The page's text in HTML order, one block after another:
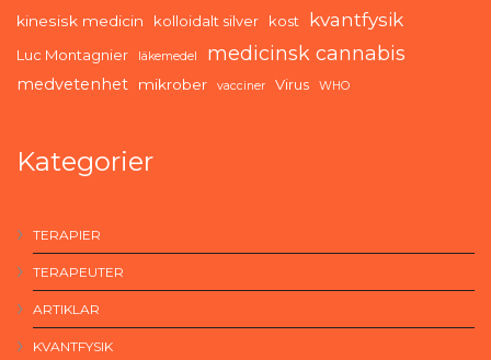
kinesisk medicin kolloidalt silver kost kvantfysik
Luc Montagnier läkemedel medicinsk cannabis
medvetenhet mikrober vacciner Virus WHO
Kategorier
TERAPIER
TERAPEUTER
ARTIKLAR
KVANTFYSIK